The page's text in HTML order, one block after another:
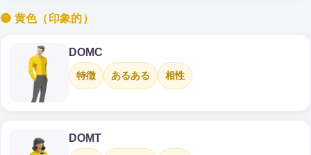
🟡 黄色（印象的）
DOMC
特徴 あるある 相性
DOMT